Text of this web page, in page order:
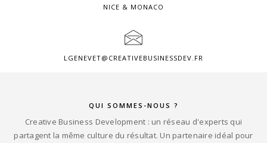
NICE & MONACO
LGENEVET@CREATIVEBUSINESSDEV.FR
QUI SOMMES-NOUS ?
Creative Business Development : un réseau d'experts qui
partagent la même culture du résultat. Un partenaire idéal pour